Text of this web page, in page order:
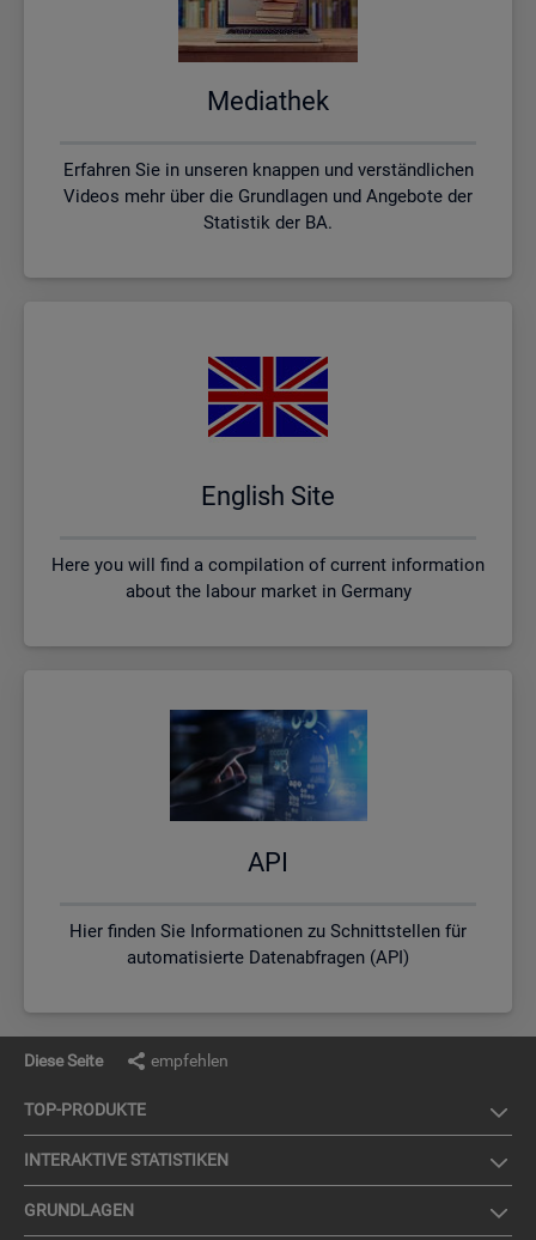
Me­dia­thek
Erfahren Sie in unseren knappen und verständlichen
Videos mehr über die Grundlagen und Angebote der
Statistik der BA.
English Site
Here you will find a compilation of current information
about the labour market in Germany
API
Hier finden Sie Informationen zu Schnittstellen für
automatisierte Datenabfragen (API)
Diese Seite empfehlen
TOP-PRO­DUK­TE
IN­TER­AK­TI­VE STA­TIS­TI­KEN
GRUND­LA­GEN